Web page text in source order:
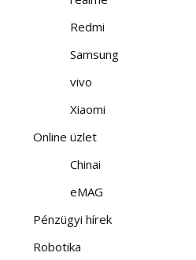
Redmi
Samsung
vivo
Xiaomi
Online üzlet
Chinai
eMAG
Pénzügyi hírek
Robotika